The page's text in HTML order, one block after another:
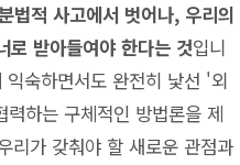
법적 사고에서 벗어나, 우리의
받아들여야 한다는 것입니
숙하면서도 완전히 낯선 '외
하는 구체적인 방법론을 제
리가 갖춰야 할 새로운 관점과